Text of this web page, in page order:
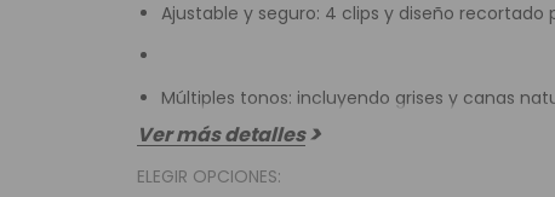
Ajustable y seguro: 4 clips y diseño recortado
Múltiples tonos: incluyendo grises y canas
Ver más detalles
ELEGIR OPCIONES: